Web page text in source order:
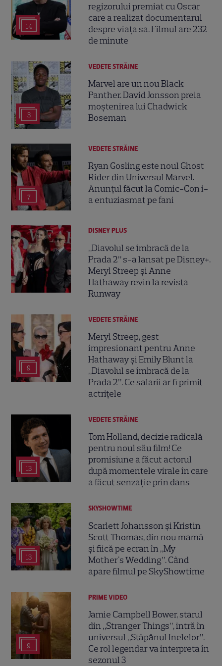
14
regizorului premiat cu Oscar
care a realizat documentarul
despre viața sa. Filmul are 232
de minute
3
VEDETE STRĂINE
Marvel are un nou Black
Panther. David Jonsson preia
moștenirea lui Chadwick
Boseman
7
VEDETE STRĂINE
Ryan Gosling este noul Ghost
Rider din Universul Marvel.
Anunțul făcut la Comic-Con i-
a entuziasmat pe fani
DISNEY PLUS
„Diavolul se îmbracă de la
Prada 2” s-a lansat pe Disney+.
Meryl Streep și Anne
Hathaway revin la revista
Runway
9
VEDETE STRĂINE
Meryl Streep, gest
impresionant pentru Anne
Hathaway și Emily Blunt la
„Diavolul se îmbracă de la
Prada 2”. Ce salarii ar fi primit
actrițele
13
VEDETE STRĂINE
Tom Holland, decizie radicală
pentru noul său film! Ce
promisiune a făcut actorul
după momentele virale în care
a făcut senzație prin dans
13
SKYSHOWTIME
Scarlett Johansson și Kristin
Scott Thomas, din nou mamă
și fiică pe ecran în „My
Mother's Wedding”. Când
apare filmul pe SkyShowtime
9
PRIME VIDEO
Jamie Campbell Bower, starul
din „Stranger Things”, intră în
universul „Stăpânul Inelelor”.
Ce rol legendar va interpreta în
sezonul 3